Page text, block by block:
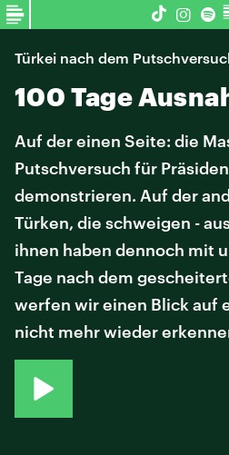
Türkei nach dem
100 Tage
Auf der einen Seite: die
Putschversuch für
demonstrieren. Auf der
Türken, die schweigen -
ihnen haben dennoch mit
Tage nach dem
werfen wir einen Blick auf
nicht mehr wieder